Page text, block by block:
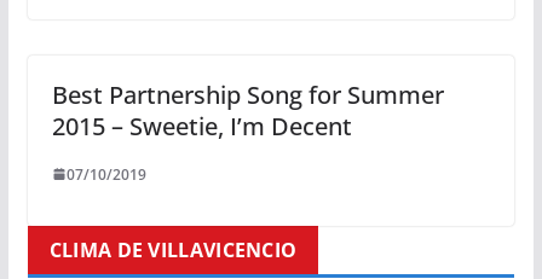
Best Partnership Song for Summer
2015 – Sweetie, I’m Decent
07/10/2019
CLIMA DE VILLAVICENCIO